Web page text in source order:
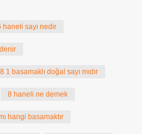
haneli sayı nedir
8 1 basamaklı doğal sayı mıdır
8 haneli ne demek
hangi basamaktır